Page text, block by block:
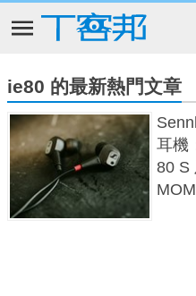
ie80 的最新熱門文章
耳機
80 S